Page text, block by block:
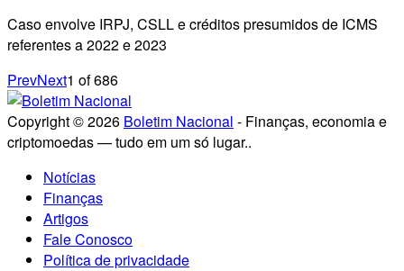
Caso envolve IRPJ, CSLL e créditos presumidos de ICMS
referentes a 2022 e 2023
PrevNext1 of686
Copyright © 2026 Boletim Nacional - Finanças, economia e
criptomoedas — tudo em um só lugar..
Notícias
Finanças
Artigos
Fale Conosco
Política de privacidade